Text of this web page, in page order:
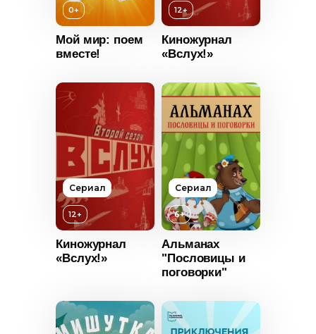
0+
Мой мир: поем
вместе!
12+
Киножурнал
«Вслух!»
Сериал
12+
Киножурнал
«Вслух!»
Возраст 6+
Год 2013
Сериал
6+
Альманах
"Пословицы и
поговорки"